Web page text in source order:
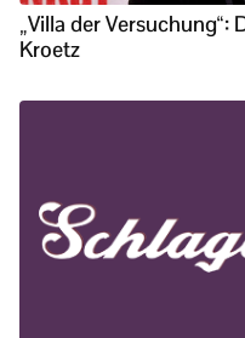
„Villa der
Kroetz